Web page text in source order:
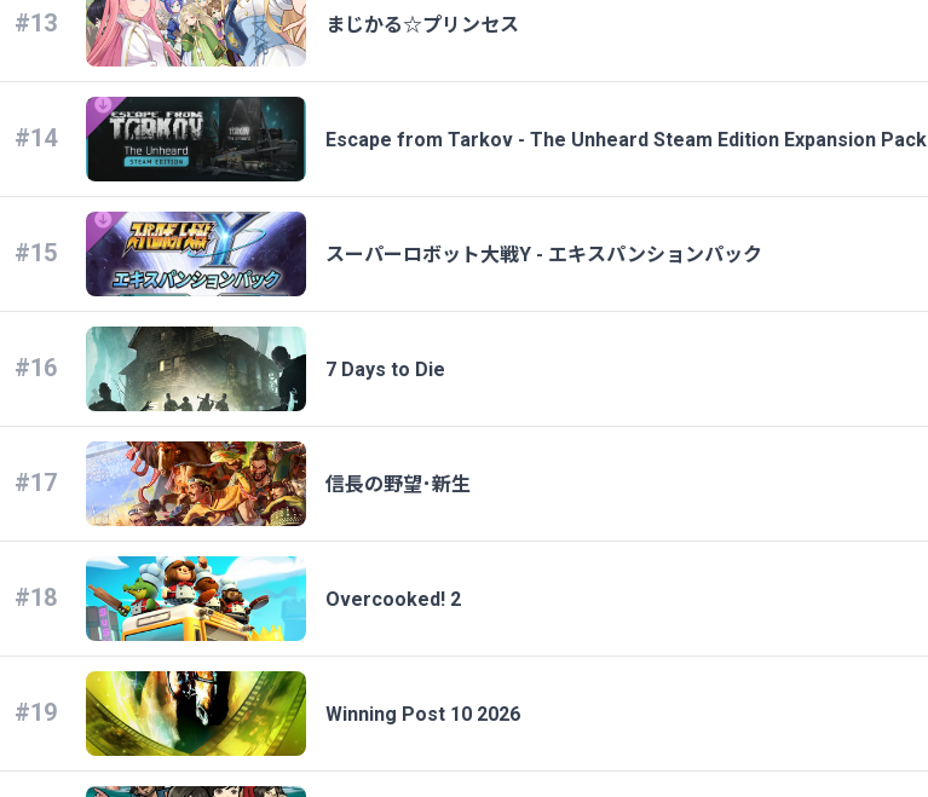
#13 まじかる☆プリンセス
#14 Escape from Tarkov - The Unheard Steam Edition Expansion Pack
#15 スーパーロボット大戦Y - エキスパンションパック
#16 7 Days to Die
#17 信長の野望･新生
#18 Overcooked! 2
#19 Winning Post 10 2026